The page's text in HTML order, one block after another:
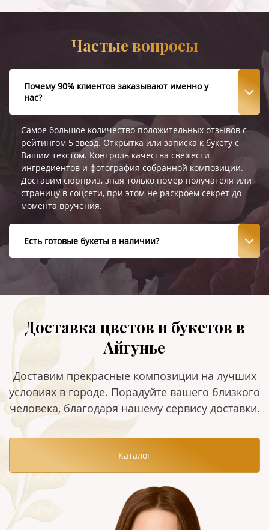
Частые вопросы
Почему 90% клиентов заказывают именно у
нас?
Самое большое количество положительных отзывов с
рейтингом 5 звезд. Открытка или записка к букету с
Вашим текстом. Контроль качества свежести
ингредиентов и фотография собранной композиции.
Доставим сюрприз, зная только номер получателя или
страницу в соцсети, при этом не раскроем секрет до
момента вручения.
Есть готовые букеты в наличии?
Доставка цветов и букетов в
Айгунье
Доставим прекрасные композиции на лучших
условиях в городе. Порадуйте вашего близкого
человека, благодаря нашему сервису доставки.
Каталог